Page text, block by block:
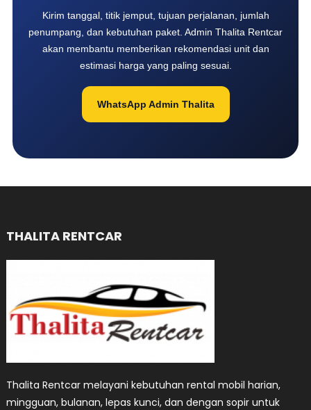
Kirim tanggal, titik jemput, tujuan perjalanan, jumlah
penumpang, dan kebutuhan paket. Admin Thalita Rentcar
akan membantu memberikan rekomendasi unit dan
estimasi harga yang paling sesuai.
WhatsApp Admin Thalita
THALITA RENTCAR
Thalita Rentcar melayani kebutuhan rental mobil harian,
mingguan, bulanan, lepas kunci, dan dengan sopir untuk